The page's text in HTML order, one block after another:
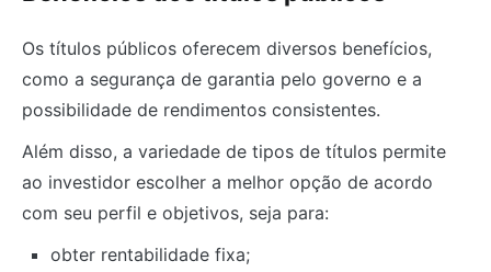
Os títulos públicos oferecem diversos benefícios,
como a segurança de garantia pelo governo e a
possibilidade de rendimentos consistentes.
Além disso, a variedade de tipos de títulos permite
ao investidor escolher a melhor opção de acordo
com seu perfil e objetivos, seja para:
obter rentabilidade fixa;